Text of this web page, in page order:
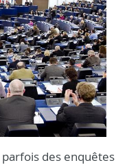
des enquêtes